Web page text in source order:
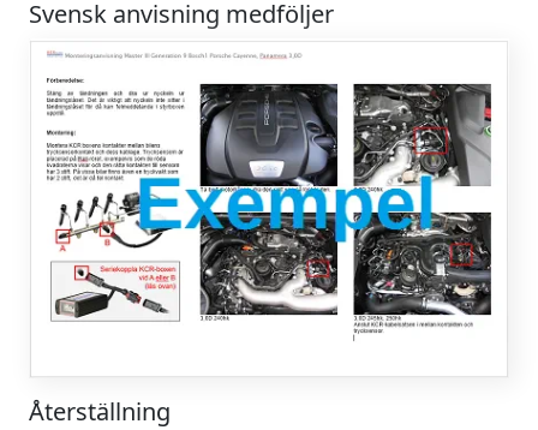
Svensk anvisning medföljer
Återställning